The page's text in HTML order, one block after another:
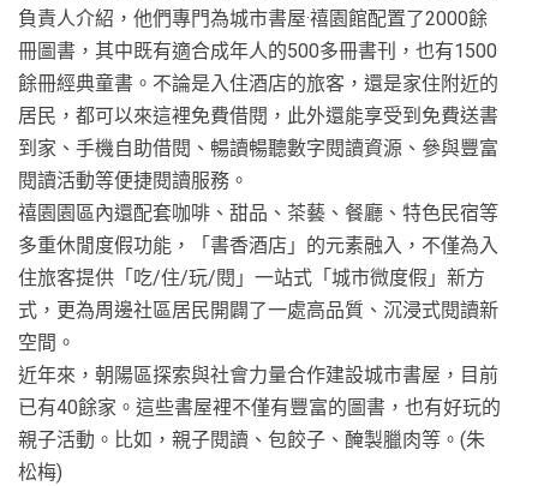
負責人介紹，他們專門為城市書屋·禧園館配置了2000餘
冊圖書，其中既有適合成年人的500多冊書刊，也有1500
餘冊經典童書。不論是入住酒店的旅客，還是家住附近的
居民，都可以來這裡免費借閱，此外還能享受到免費送書
到家、手機自助借閱、暢讀暢聽數字閱讀資源、參與豐富
閱讀活動等便捷閱讀服務。
禧園園區內還配套咖啡、甜品、茶藝、餐廳、特色民宿等
多重休閒度假功能，「書香酒店」的元素融入，不僅為入
住旅客提供「吃/住/玩/閱」一站式「城市微度假」新方
式，更為周邊社區居民開闢了一處高品質、沉浸式閱讀新
空間。
近年來，朝陽區探索與社會力量合作建設城市書屋，目前
已有40餘家。這些書屋裡不僅有豐富的圖書，也有好玩的
親子活動。比如，親子閱讀、包餃子、醃製臘肉等。(朱
松梅)